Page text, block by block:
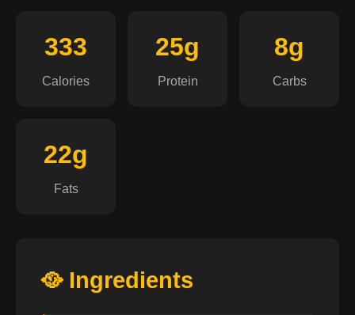
333
Calories
25g
Protein
8g
Carbs
22g
Fats
🥘 Ingredients